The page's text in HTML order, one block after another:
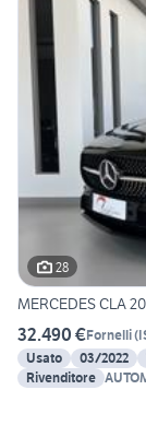
28
MERCEDES CLA
32.490 €Fornelli(
Usato
03/2022
Rivenditore